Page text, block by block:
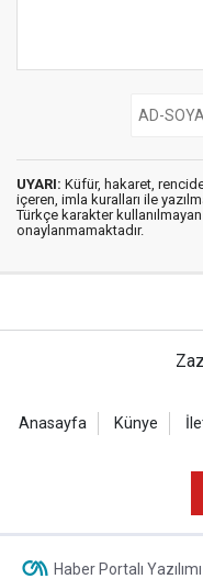
UYARI: Küfür, hakaret,
içeren, imla kuralları ile
Türkçe karakter
onaylanmamaktadır.
Anasayfa Künye
Haber Portalı Yazılımı